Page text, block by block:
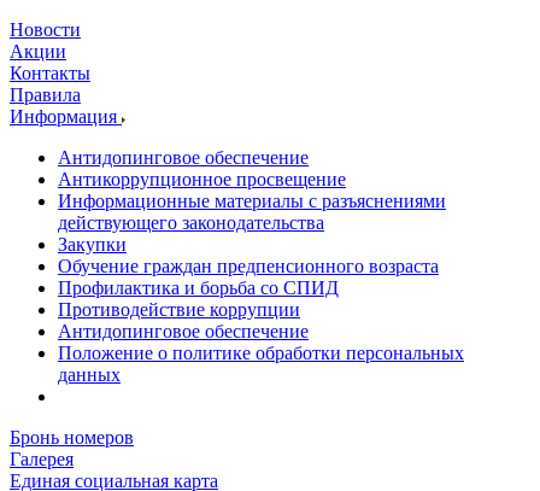
Новости
Акции
Контакты
Правила
Информация
Антидопинговое обеспечение
Антикоррупционное просвещение
Информационные материалы с разъяснениями
действующего законодательства
Закупки
Обучение граждан предпенсионного возраста
Профилактика и борьба со СПИД
Противодействие коррупции
Антидопинговое обеспечение
Положение о политике обработки персональных
данных
Бронь номеров
Галерея
Единая социальная карта